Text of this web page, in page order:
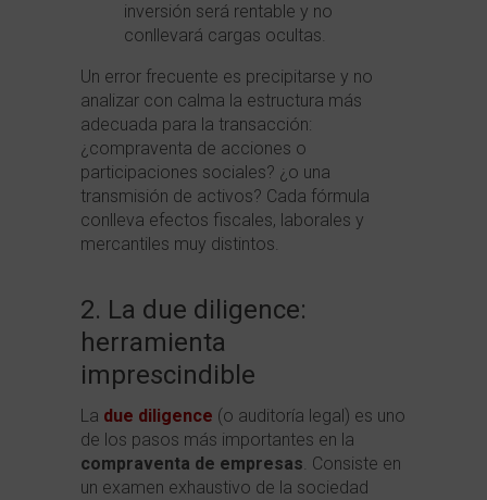
inversión será rentable y no
conllevará cargas ocultas.
Un error frecuente es precipitarse y no
analizar con calma la estructura más
adecuada para la transacción:
¿compraventa de acciones o
participaciones sociales? ¿o una
transmisión de activos? Cada fórmula
conlleva efectos fiscales, laborales y
mercantiles muy distintos.
2. La due diligence:
herramienta
imprescindible
La due diligence (o auditoría legal) es uno
de los pasos más importantes en la
compraventa de empresas. Consiste en
un examen exhaustivo de la sociedad